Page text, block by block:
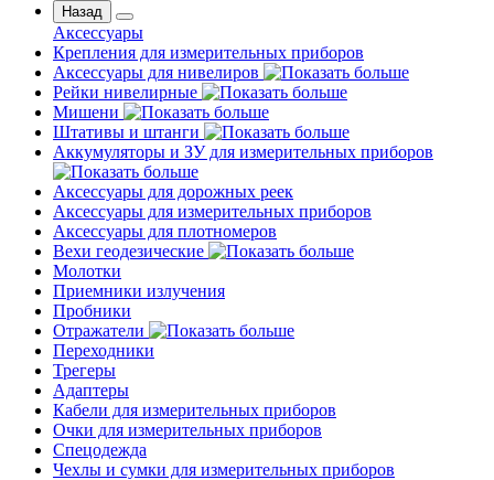
Назад
Аксессуары
Крепления для измерительных приборов
Аксессуары для нивелиров
Рейки нивелирные
Мишени
Штативы и штанги
Аккумуляторы и ЗУ для измерительных приборов
Аксессуары для дорожных реек
Аксессуары для измерительных приборов
Аксессуары для плотномеров
Вехи геодезические
Молотки
Приемники излучения
Пробники
Отражатели
Переходники
Трегеры
Адаптеры
Кабели для измерительных приборов
Очки для измерительных приборов
Спецодежда
Чехлы и сумки для измерительных приборов